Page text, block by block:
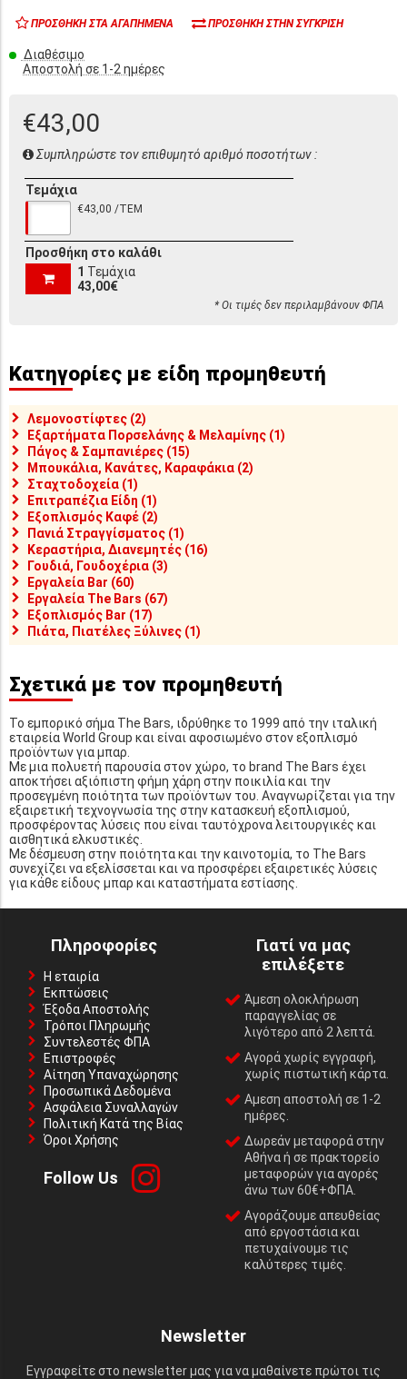
ΠΡΟΣΘΉΚΗ ΣΤΑ ΑΓΑΠΗΜΈΝΑ ΠΡΟΣΘΉΚΗ ΣΤΗΝ ΣΎΓΚΡΙΣΗ
Διαθέσιμο
Αποστολή σε 1-2 ημέρες
€43,00
Συμπληρώστε τον επιθυμητό αριθμό ποσοτήτων :
Τεμάχια
€43,00 /ΤΕΜ
Προσθήκη στο καλάθι
1 Τεμάχια
43,00€
* Οι τιμές δεν περιλαμβάνουν ΦΠΑ
Κατηγορίες με είδη προμηθευτή
Λεμονοστίφτες (2)
Εξαρτήματα Πορσελάνης & Μελαμίνης (1)
Πάγος & Σαμπανιέρες (15)
Μπουκάλια, Κανάτες, Καραφάκια (2)
Σταχτοδοχεία (1)
Επιτραπέζια Είδη (1)
Εξοπλισμός Καφέ (2)
Πανιά Στραγγίσματος (1)
Κεραστήρια, Διανεμητές (16)
Γουδιά, Γουδοχέρια (3)
Εργαλεία Bar (60)
Εργαλεία The Bars (67)
Εξοπλισμός Bar (17)
Πιάτα, Πιατέλες Ξύλινες (1)
Σχετικά με τον προμηθευτή
Το εμπορικό σήμα The Bars, ιδρύθηκε το 1999 από την ιταλική
εταιρεία World Group και είναι αφοσιωμένο στον εξοπλισμό
προϊόντων για μπαρ.
Με μια πολυετή παρουσία στον χώρο, το brand The Bars έχει
αποκτήσει αξιόπιστη φήμη χάρη στην ποικιλία και την
προσεγμένη ποιότητα των προϊόντων του. Αναγνωρίζεται για την
εξαιρετική τεχνογνωσία της στην κατασκευή εξοπλισμού,
προσφέροντας λύσεις που είναι ταυτόχρονα λειτουργικές και
αισθητικά ελκυστικές.
Με δέσμευση στην ποιότητα και την καινοτομία, το The Bars
συνεχίζει να εξελίσσεται και να προσφέρει εξαιρετικές λύσεις
για κάθε είδους μπαρ και καταστήματα εστίασης.
Πληροφορίες
Η εταιρία
Εκπτώσεις
Έξοδα Αποστολής
Τρόποι Πληρωμής
Συντελεστές ΦΠΑ
Επιστροφές
Αίτηση Υπαναχώρησης
Προσωπικά Δεδομένα
Ασφάλεια Συναλλαγών
Πολιτική Κατά της Βίας
Όροι Χρήσης
Follow Us
Γιατί να μας
επιλέξετε
Άμεση ολοκλήρωση
παραγγελίας σε
λιγότερο από 2 λεπτά.
Αγορά χωρίς εγγραφή,
χωρίς πιστωτική κάρτα.
Αμεση αποστολή σε 1-2
ημέρες.
Δωρεάν μεταφορά στην
Αθήνα ή σε πρακτορείο
μεταφορών για αγορές
άνω των 60€+ΦΠΑ.
Αγοράζουμε απευθείας
από εργοστάσια και
πετυχαίνουμε τις
καλύτερες τιμές.
Newsletter
Εγγραφείτε στο newsletter μας για να μαθαίνετε πρώτοι τις